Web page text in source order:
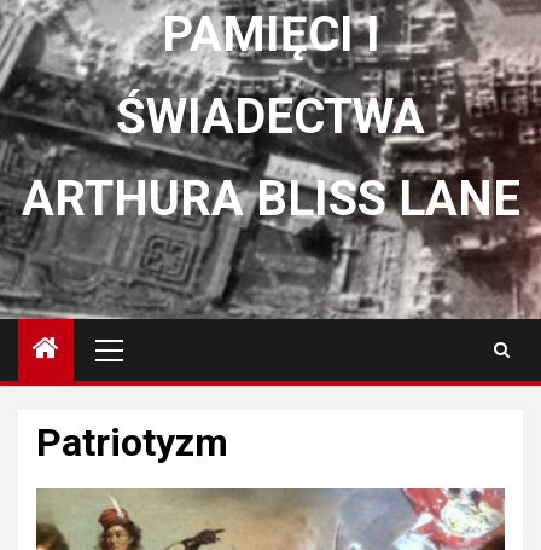
PAMIĘCI I
ŚWIADECTWA
ARTHURA BLISS LANE
główne
Patriotyzm